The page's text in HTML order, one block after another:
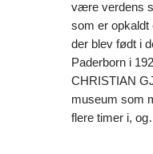
være verdens
som er opkaldt
der blev født i
Paderborn i
CHRISTIAN
museum som
flere timer i,